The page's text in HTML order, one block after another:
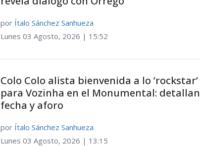
por Ítalo Sánchez Sanhueza
Lunes 03 Agosto, 2026 | 15:52
Colo Colo alista bienvenida a lo ’rockstar’
para Vozinha en el Monumental: detallan
fecha y aforo
por Ítalo Sánchez Sanhueza
Lunes 03 Agosto, 2026 | 13:15